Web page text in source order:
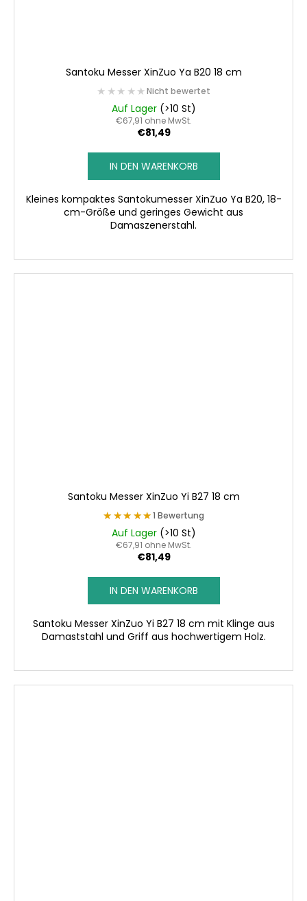
Santoku Messer XinZuo Ya B20 18 cm
★★★★★
★★★★★Nicht bewertet
Auf Lager (>10 St)
€67,91 ohne MwSt.
€81,49
IN DEN WARENKORB
Kleines kompaktes Santokumesser XinZuo Ya B20, 18-
cm-Größe und geringes Gewicht aus
Damaszenerstahl.
Santoku Messer XinZuo Yi B27 18 cm
★★★★★
★★★★★1 Bewertung
Auf Lager (>10 St)
€67,91 ohne MwSt.
€81,49
IN DEN WARENKORB
Santoku Messer XinZuo Yi B27 18 cm mit Klinge aus
Damaststahl und Griff aus hochwertigem Holz.